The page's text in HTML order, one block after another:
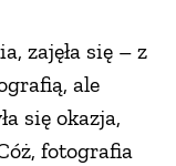
zajęła się – z
ale
się okazja,
fotografia